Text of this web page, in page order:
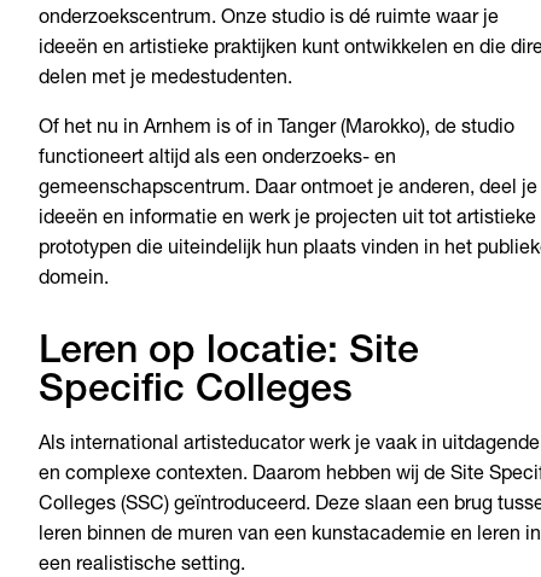
onderzoekscentrum. Onze studio is dé ruimte waar je
ideeën en artistieke praktijken kunt ontwikkelen en die
delen met je medestudenten.
Of het nu in Arnhem is of in Tanger (Marokko), de studio
functioneert altijd als een onderzoeks- en
gemeenschapscentrum. Daar ontmoet je anderen, deel je
ideeën en informatie en werk je projecten uit tot artistieke
prototypen die uiteindelijk hun plaats vinden in het
domein.
Leren op locatie: Site
Specific Colleges
Als international artisteducator werk je vaak in uitdagende
en complexe contexten. Daarom hebben wij de Site
Colleges (SSC) geïntroduceerd. Deze slaan een brug
leren binnen de muren van een kunstacademie en leren in
een realistische setting.